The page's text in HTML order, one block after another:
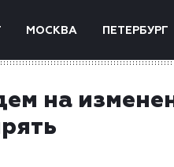
МОСКВА ПЕТЕРБУРГ
на